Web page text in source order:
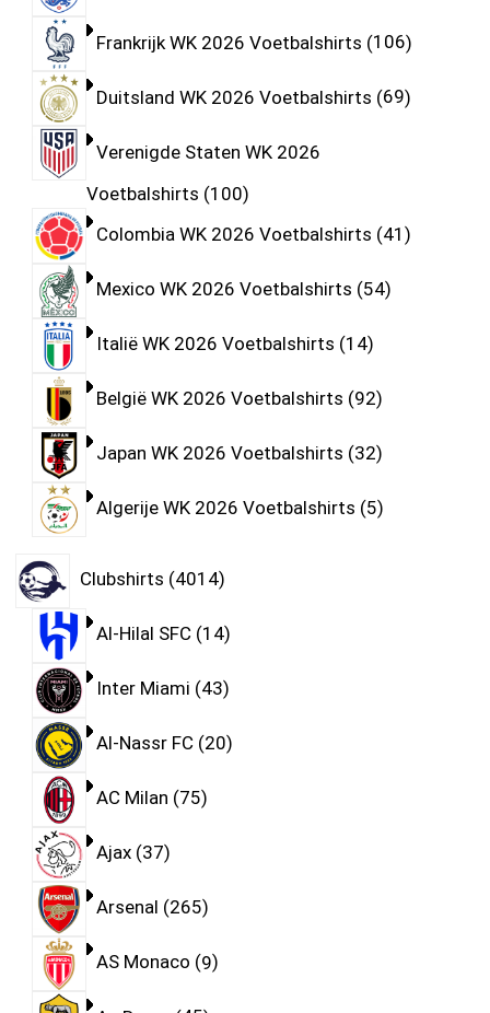
Frankrijk WK 2026 Voetbalshirts 106
Duitsland WK 2026 Voetbalshirts 69
Verenigde Staten WK 2026
Voetbalshirts 100
Colombia WK 2026 Voetbalshirts 41
Mexico WK 2026 Voetbalshirts 54
Italië WK 2026 Voetbalshirts 14
België WK 2026 Voetbalshirts 92
Japan WK 2026 Voetbalshirts 32
Algerije WK 2026 Voetbalshirts 5
Clubshirts 4014
Al-Hilal SFC 14
Inter Miami 43
Al-Nassr FC 20
AC Milan 75
Ajax 37
Arsenal 265
AS Monaco 9